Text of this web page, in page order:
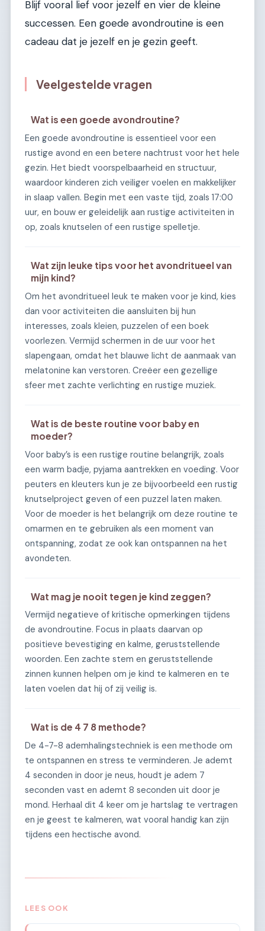
Blijf vooral lief voor jezelf en vier de kleine
successen. Een goede avondroutine is een
cadeau dat je jezelf en je gezin geeft.
Veelgestelde vragen
Wat is een goede avondroutine?
Een goede avondroutine is essentieel voor een
rustige avond en een betere nachtrust voor het hele
gezin. Het biedt voorspelbaarheid en structuur,
waardoor kinderen zich veiliger voelen en makkelijker
in slaap vallen. Begin met een vaste tijd, zoals 17:00
uur, en bouw er geleidelijk aan rustige activiteiten in
op, zoals knutselen of een rustige spelletje.
Wat zijn leuke tips voor het avondritueel van
mijn kind?
Om het avondritueel leuk te maken voor je kind, kies
dan voor activiteiten die aansluiten bij hun
interesses, zoals kleien, puzzelen of een boek
voorlezen. Vermijd schermen in de uur voor het
slapengaan, omdat het blauwe licht de aanmaak van
melatonine kan verstoren. Creëer een gezellige
sfeer met zachte verlichting en rustige muziek.
Wat is de beste routine voor baby en
moeder?
Voor baby’s is een rustige routine belangrijk, zoals
een warm badje, pyjama aantrekken en voeding. Voor
peuters en kleuters kun je ze bijvoorbeeld een rustig
knutselproject geven of een puzzel laten maken.
Voor de moeder is het belangrijk om deze routine te
omarmen en te gebruiken als een moment van
ontspanning, zodat ze ook kan ontspannen na het
avondeten.
Wat mag je nooit tegen je kind zeggen?
Vermijd negatieve of kritische opmerkingen tijdens
de avondroutine. Focus in plaats daarvan op
positieve bevestiging en kalme, geruststellende
woorden. Een zachte stem en geruststellende
zinnen kunnen helpen om je kind te kalmeren en te
laten voelen dat hij of zij veilig is.
Wat is de 4 7 8 methode?
De 4-7-8 ademhalingstechniek is een methode om
te ontspannen en stress te verminderen. Je ademt
4 seconden in door je neus, houdt je adem 7
seconden vast en ademt 8 seconden uit door je
mond. Herhaal dit 4 keer om je hartslag te vertragen
en je geest te kalmeren, wat vooral handig kan zijn
tijdens een hectische avond.
LEES OOK